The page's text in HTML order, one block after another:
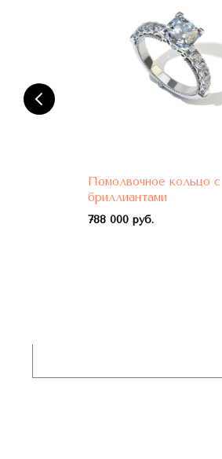
Помолвочное кольцо с
бриллиантами
788 000 руб.